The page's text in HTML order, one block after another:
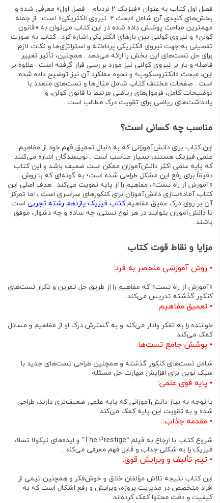
فصل اول کتاب به عنوان «فیزیک ۲ نردبام – فصل اول»
معرفی شده و
بخش‌های کلیدی آن شامل «بحث ۲: نیروی الکتریکی»
است . از جمله
مهم‌ترین مباحث پوشش داده شده در این کتاب می‌توان به «قانون
کولن» و نیروی کولنی بین بارهای الکتریکی اشاره کرد . کتاب به صورت
تفصیلی به جهت نیروی الکتریکی پرداخته و استراتژی‌ها و نکات لازم
برای حل تست‌های این بخش را ارائه می‌دهد . همچنین، تأثیر تغییر
فاصله و بار بر نیروی کولنی نیز مورد بررسی قرار گرفته است . علاوه بر
این، مبحث «الکتروسکوپ» و نحوه عملکرد آن نیز توضیح داده شده
است . صفحات مختلف کتاب شامل مثال‌ها و تست‌های متعدد با
توضیحات کامل، فرمول‌های ریاضی مرتبط با قانون کولن، و
یادداشت‌های ریاضی برای تقویت درک مطالب است .
مناسب چه کسانی است؟
این کتاب برای دانش‌آموزانی که به دنبال تعمیق فهم خود از مفاهیم
علمی فیزیک هستند، بسیار مناسب است . نویسندگان اشاره می‌کنند
که پایه علمی اکثر دانش‌آموزان ممکن است ضعیف باشد و این کتاب
دقیقاً برای رفع این مشکل طراحی شده است؛ به گونه‌ای که با روش
«آموزش از راه تست»، مفاهیم را از پایه تقویت می‌کند . هدف اصلی این
کتابآماده‌سازی دانش‌آموزان برای کنکورهای سراسری است ، اما تمرکز
آن بر روی درک عمیق مفاهیمکتاب فیزیک یازدهم رشته تجربی است
تا دانش‌آموزان بتوانند در هر نوع تستی، چه ساده و چه دشوار، موفق
باشند .
مزایا و نقاط قوت کتاب
• روش آموزشی منحصر به فرد:
«آموزش از راه تست» که مفاهیم را از طریق حل تمرین و تکرار تست‌های
کنکور گذشته تدریس می‌کند .
• تعمیق مفاهیم:
خواننده را به تفکر وادار می‌کند و به گسترش درک او از مفاهیم و مسائل
کمک می‌کند .
• پوشش جامع تست‌ها:
شامل تست‌های کنکور گذشته و همچنین طراحی تست‌های جدید با
سبک نوین برای افزایش مهارت حل مسئله .
• پایه قوی علمی:
با توجه به نیاز دانش‌آموزانی که پایه علمی ضعیف‌تری دارند، طراحی
شده و به تقویت این پایه کمک می‌کند .
• مقدمه جذاب:
شروع کتاب با ارجاع به فیلم “The Prestige” و ایده‌های نیکولا تسلا،
فیزیک را به شکلی جذاب و قابل فهم معرفی می‌کند .
• تیم تألیف و ویرایش قوی:
این کتاب نتیجه تلاش مؤلفان خلاق و خوش‌فکر و همچنین تیمی از
افراد متخصص در مدیریت پروژه، ویرایش و رفع اشکال است که به
کیفیت و دقت محتوا کمک کرده‌اند .